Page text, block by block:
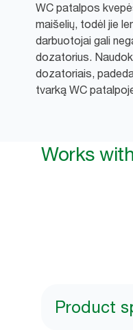
WC patalpos
maišelių, todėl jie
darbuotojai gali
dozatorius.
dozatoriais,
tvarką WC
Works with
Product